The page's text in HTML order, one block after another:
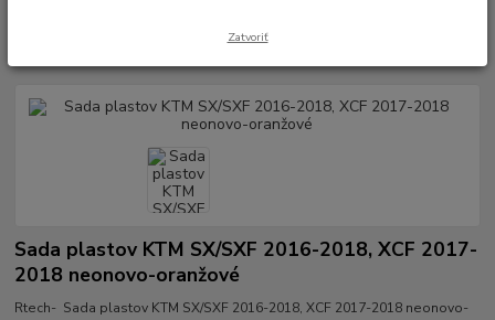
Sada plastov KTM SX/SXF 2016-2018, XCF 2017-
2018 neonovo-oranžové
Rtech- Sada plastov KTM SX/SXF 2016-2018, XCF 2017-2018 neonovo-
Zatvoriť